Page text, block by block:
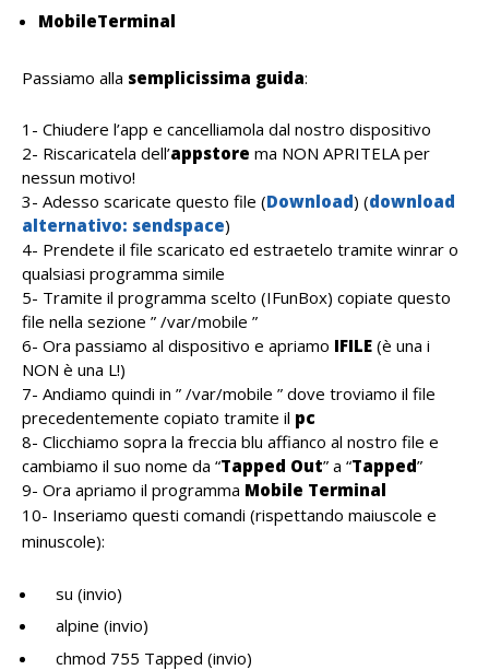
MobileTerminal
Passiamo alla semplicissima guida:
1- Chiudere l’app e cancelliamola dal nostro dispositivo
2- Riscaricatela dell’appstore ma NON APRITELA per
nessun motivo!
3- Adesso scaricate questo file (Download) (download
alternativo: sendspace)
4- Prendete il file scaricato ed estraetelo tramite winrar o
qualsiasi programma simile
5- Tramite il programma scelto (IFunBox) copiate questo
file nella sezione ” /var/mobile ”
6- Ora passiamo al dispositivo e apriamo IFILE (è una i
NON è una L!)
7- Andiamo quindi in ” /var/mobile ” dove troviamo il file
precedentemente copiato tramite il pc
8- Clicchiamo sopra la freccia blu affianco al nostro file e
cambiamo il suo nome da “Tapped Out” a “Tapped”
9- Ora apriamo il programma Mobile Terminal
10- Inseriamo questi comandi (rispettando maiuscole e
minuscole):
su (invio)
alpine (invio)
chmod 755 Tapped (invio)